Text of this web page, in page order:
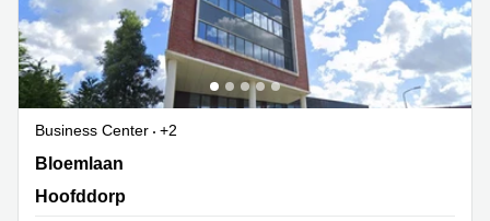
Business Center
+2
Bloemlaan 2, Hoofddorp
Bloemlaan
Hoofddorp